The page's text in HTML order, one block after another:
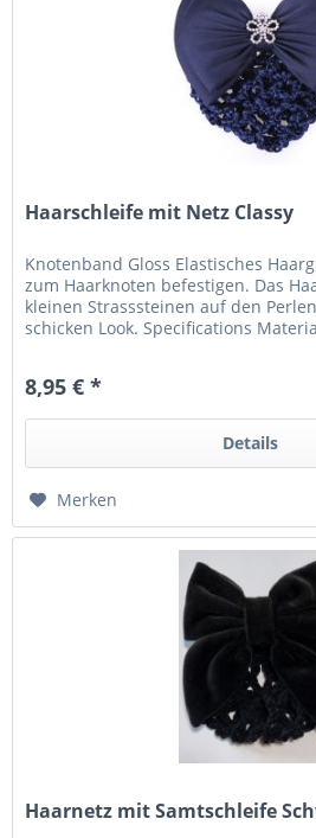
Haarschleife mit Netz Classy
Knotenband Gloss Elastisches
zum Haarknoten befestigen. Das
kleinen Strasssteinen auf den
schicken Look. Specifications
8,95 € *
Details
Merken
Haarnetz mit Samtschleife